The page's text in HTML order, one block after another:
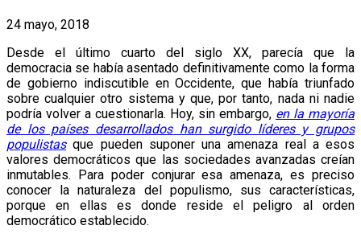
24 mayo, 2018
Desde el último cuarto del siglo XX, parecía que la
democracia se había asentado definitivamente como la forma
de gobierno indiscutible en Occidente, que había triunfado
sobre cualquier otro sistema y que, por tanto, nada ni nadie
podría volver a cuestionarla. Hoy, sin embargo, en la mayoría
de los países desarrollados han surgido líderes y grupos
populistasque pueden suponer una amenaza real a esos
valores democráticos que las sociedades avanzadas creían
inmutables. Para poder conjurar esa amenaza, es preciso
conocer la naturaleza del populismo, sus características,
porque en ellas es donde reside el peligro al orden
democrático establecido.